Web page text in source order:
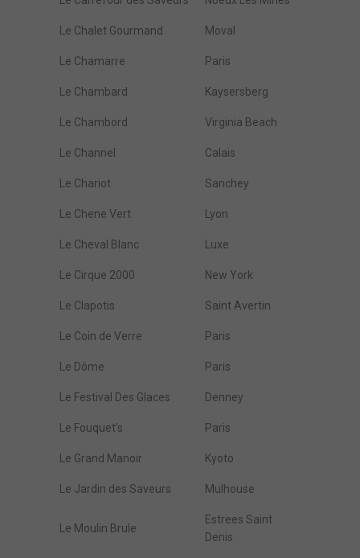
Le Chalet Gourmand Moval
Le Chamarre Paris
Le Chambard Kaysersberg
Le Chambord Virginia Beach
Le Channel Calais
Le Chariot Sanchey
Le Chene Vert Lyon
Le Cheval Blanc Luxe
Le Cirque 2000 New York
Le Clapotis Saint Avertin
Le Coin de Verre Paris
Le Dôme Paris
Le Festival Des Glaces Denney
Le Fouquet's Paris
Le Grand Manoir Kyoto
Le Jardin des Saveurs Mulhouse
Le Moulin Brule
Estrees Saint
Denis